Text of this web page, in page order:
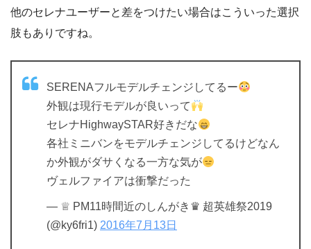
他のセレナユーザーと差をつけたい場合はこういった選択
肢もありですね。
SERENAフルモデルチェンジしてるー
外観は現行モデルが良いって
セレナHighwaySTAR好きだな
各社ミニバンをモデルチェンジしてるけどなん
か外観がダサくなる一方な気が
ヴェルファイアは衝撃だった
— ♕ PM11時間近のしんがき♛ 超英雄祭2019
(@ky6fri1) 2016年7月13日